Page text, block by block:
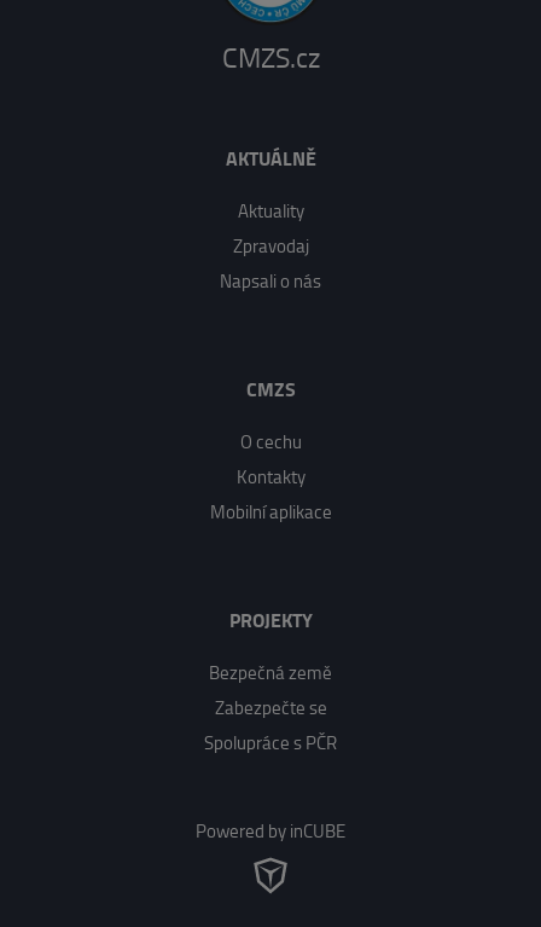
CMZS.cz
AKTUÁLNĚ
Aktuality
Zpravodaj
Napsali o nás
CMZS
O cechu
Kontakty
Mobilní aplikace
PROJEKTY
Bezpečná země
Zabezpečte se
Spolupráce s PČR
Powered by inCUBE